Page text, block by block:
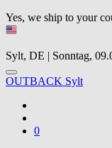
Yes, we ship to your
Sylt, DE | Sonntag,
OUTBACK Sylt
0